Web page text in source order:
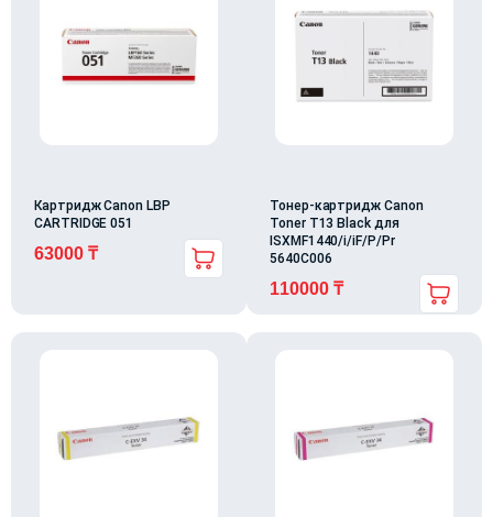
Картридж Canon LBP
CARTRIDGE 051
63000 ₸
Тонер-картридж Canon
Toner T13 Black для
ISXMF1440/i/iF/P/Pr
5640C006
110000 ₸